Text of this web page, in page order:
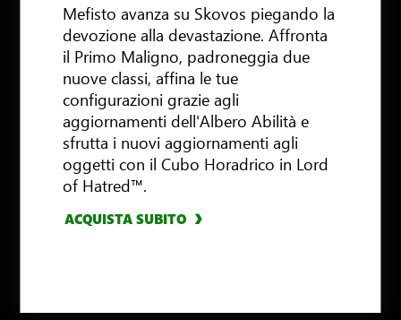
Mefisto avanza su Skovos piegando la
devozione alla devastazione. Affronta
il Primo Maligno, padroneggia due
nuove classi, affina le tue
configurazioni grazie agli
aggiornamenti dell'Albero Abilità e
sfrutta i nuovi aggiornamenti agli
oggetti con il Cubo Horadrico in Lord
of Hatred™.
ACQUISTA SUBITO
ACQUISTA ORA
ACQUISTA ORA